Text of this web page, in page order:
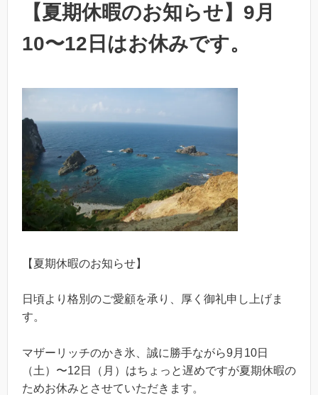
【夏期休暇のお知らせ】9月
10〜12日はお休みです。
【夏期休暇のお知らせ】
日頃より格別のご愛顧を承り、厚く御礼申し上げま
す。
マザーリッチのかき氷、誠に勝手ながら9月10日
（土）〜12日（月）はちょっと遅めですが夏期休暇の
ためお休みとさせていただきます。